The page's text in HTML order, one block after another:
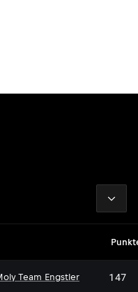
Team Engstler 147